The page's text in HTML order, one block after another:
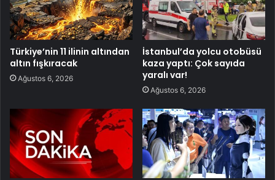
Türkiye’nin 11 ilinin altından
altın fışkıracak
Ağustos 6, 2026
İstanbul’da yolcu otobüsü
kaza yaptı: Çok sayıda
yaralı var!
Ağustos 6, 2026